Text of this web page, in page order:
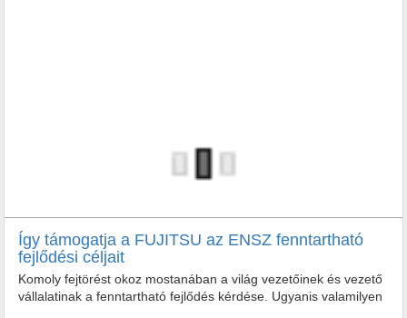
Így támogatja a FUJITSU az ENSZ fenntartható
fejlődési céljait
Komoly fejtörést okoz mostanában a világ vezetőinek és vezető
vállalatinak a fenntartható fejlődés kérdése. Ugyanis valamilyen